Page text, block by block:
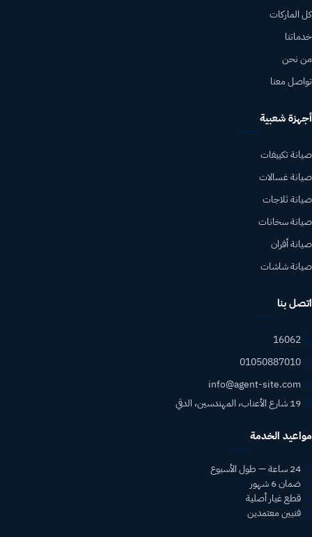
كل الماركات
خدماتنا
من نحن
تواصل معنا
أجهزة شعبية
صيانة تكييفات
صيانة غسالات
صيانة ثلاجات
صيانة سخانات
صيانة أفران
صيانة شاشات
اتصل بنا
16062
01050887010
info@agent-site.com
19 شارع الأعناب، المهندسين، الدقي
مواعيد الخدمة
24 ساعة — طول الأسبوع
ضمان 6 شهور
قطع غيار أصلية
فنيين معتمدين